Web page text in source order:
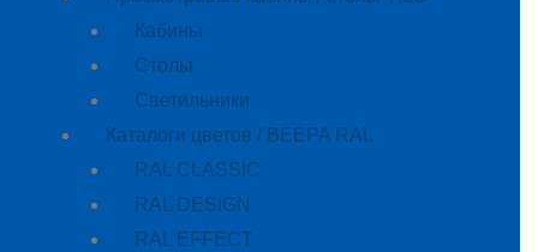
Кабины
Cтолы
Светильники
Каталоги цветов / BEEPA RAL
RAL CLASSIC
RAL DESIGN
RAL EFFECT